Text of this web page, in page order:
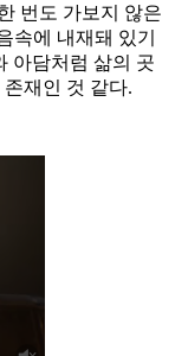
번도 가보지 않은
속에 내재돼 있기
아담처럼 삶의 곳
재인 것 같다.